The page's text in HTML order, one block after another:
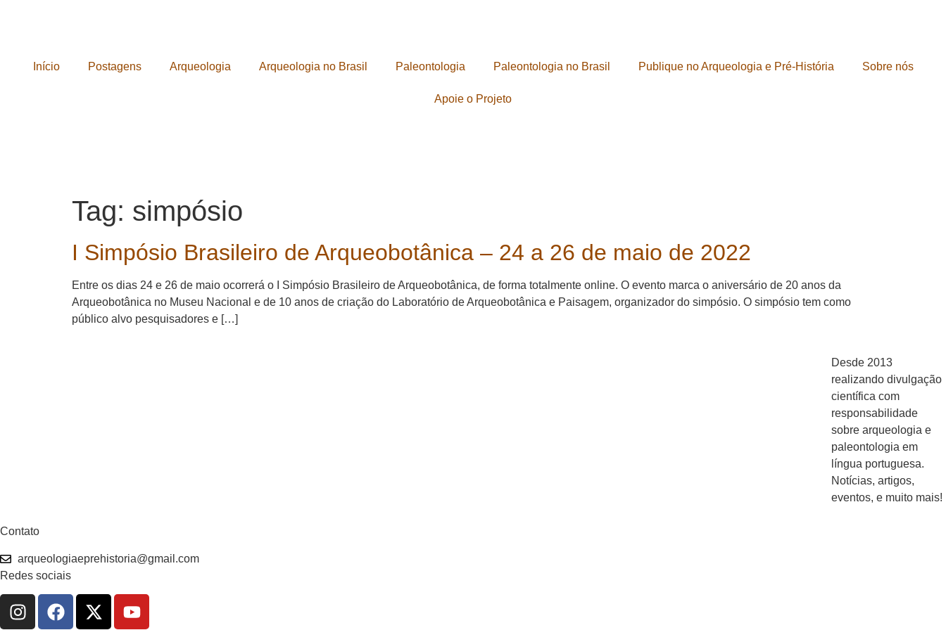
Início Postagens Arqueologia Arqueologia no Brasil Paleontologia Paleontologia no Brasil Publique no Arqueologia e Pré-História Sobre nós
Apoie o Projeto
Tag: simpósio
I Simpósio Brasileiro de Arqueobotânica – 24 a 26 de maio de 2022
Entre os dias 24 e 26 de maio ocorrerá o I Simpósio Brasileiro de Arqueobotânica, de forma totalmente online. O evento marca o aniversário de 20 anos da
Arqueobotânica no Museu Nacional e de 10 anos de criação do Laboratório de Arqueobotânica e Paisagem, organizador do simpósio. O simpósio tem como
público alvo pesquisadores e […]
Desde 2013
realizando divulgação
científica com
responsabilidade
sobre arqueologia e
paleontologia em
língua portuguesa.
Notícias, artigos,
eventos, e muito mais!
Contato
arqueologiaeprehistoria@gmail.com
Redes sociais